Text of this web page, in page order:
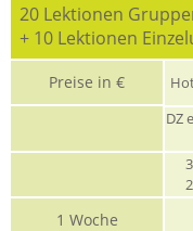
20 Lektionen
+ 10 Lektionen
Preise in €
DZ
1 Woche